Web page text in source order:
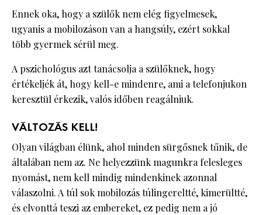
Ennek oka, hogy a szülők nem elég figyelmesek,
ugyanis a mobilozáson van a hangsúly, ezért sokkal
több gyermek sérül meg.
A pszichológus azt tanácsolja a szülőknek, hogy
értékeljék át, hogy kell-e mindenre, ami a telefonjukon
keresztül érkezik, valós időben reagálniuk.
VÁLTOZÁS KELL!
Olyan világban élünk, ahol minden sürgősnek tűnik, de
általában nem az. Ne helyezzünk magunkra felesleges
nyomást, nem kell mindig mindenkinek azonnal
válaszolni. A túl sok mobilozás túlingereltté, kimerültté,
és elvonttá teszi az embereket, ez pedig nem a jó